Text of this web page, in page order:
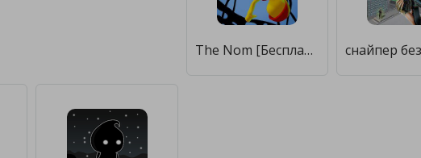
The Nom [Бесплатные покупки]